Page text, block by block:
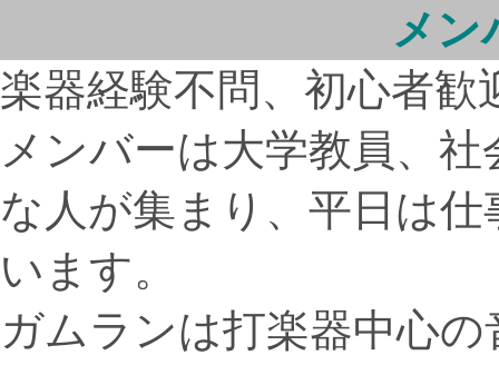
メン
楽器経験不問、初心者歓
メンバーは大学教員、
な人が集まり、平日は
います。
ガムランは打楽器中心